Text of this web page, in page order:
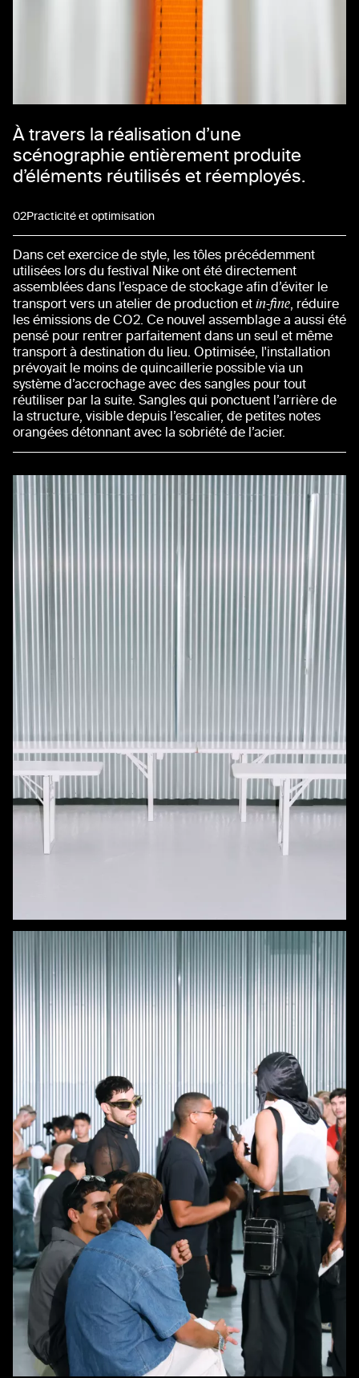
À travers la réalisation d’une
scénographie entièrement produite
d’éléments réutilisés et réemployés.
02Practicité et optimisation
Dans cet exercice de style, les tôles précédemment
utilisées lors du festival Nike ont été directement
assemblées dans l’espace de stockage afin d’éviter le
transport vers un atelier de production et in-fine , réduire
les émissions de CO2. Ce nouvel assemblage a aussi été
pensé pour rentrer parfaitement dans un seul et même
transport à destination du lieu. Optimisée, l'installation
prévoyait le moins de quincaillerie possible via un
système d’accrochage avec des sangles pour tout
réutiliser par la suite. Sangles qui ponctuent l’arrière de
la structure, visible depuis l’escalier, de petites notes
orangées détonnant avec la sobriété de l’acier.